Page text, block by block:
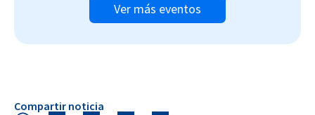
Ver más eventos
Compartir noticia